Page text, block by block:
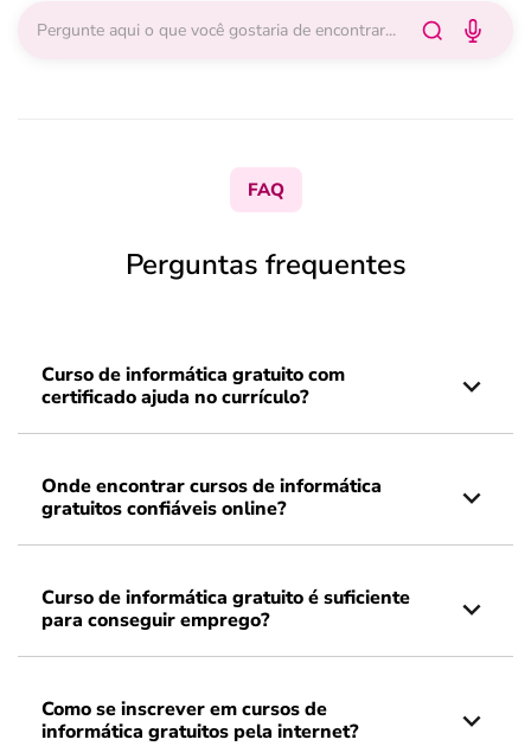
FAQ
Perguntas frequentes
Curso de informática gratuito com
certificado ajuda no currículo?
Onde encontrar cursos de informática
gratuitos confiáveis online?
Curso de informática gratuito é suficiente
para conseguir emprego?
Como se inscrever em cursos de
informática gratuitos pela internet?